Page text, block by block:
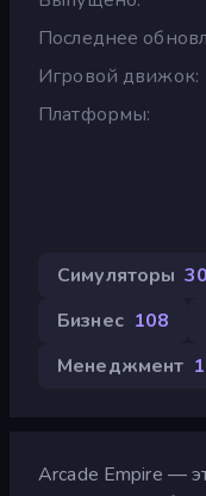
Последнее
Игровой движок
Платформы
Симуляторы
Бизнес 108
Менеджмент
Arcade Empire —